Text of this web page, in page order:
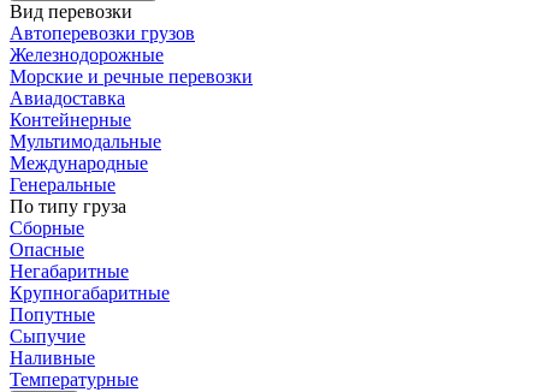
Вид перевозки
Автоперевозки грузов
Железнодорожные
Морские и речные перевозки
Авиадоставка
Контейнерные
Мультимодальные
Международные
Генеральные
По типу груза
Сборные
Опасные
Негабаритные
Крупногабаритные
Попутные
Сыпучие
Наливные
Температурные